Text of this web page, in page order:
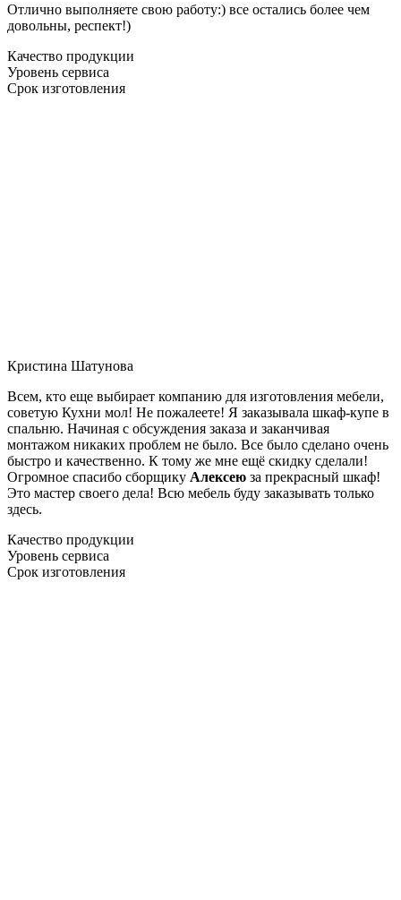
Отлично выполняете свою работу:) все остались более чем
довольны, респект!)
Качество продукции
Уровень сервиса
Срок изготовления
Кристина Шатунова
Всем, кто еще выбирает компанию для изготовления мебели,
советую Кухни мол! Не пожалеете! Я заказывала шкаф-купе в
спальню. Начиная с обсуждения заказа и заканчивая
монтажом никаких проблем не было. Все было сделано очень
быстро и качественно. К тому же мне ещё скидку сделали!
Огромное спасибо сборщику Алексею за прекрасный шкаф!
Это мастер своего дела! Всю мебель буду заказывать только
здесь.
Качество продукции
Уровень сервиса
Срок изготовления